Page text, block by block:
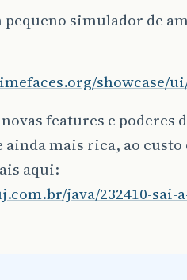
simulador de
showcase/
features e
mais rica, ao custo
aqui:
java/232410-sai-